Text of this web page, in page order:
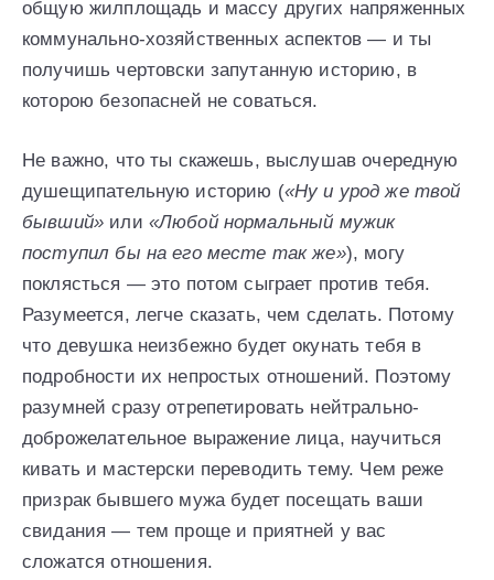
общую жилплощадь и массу других напряженных
коммунально-хозяйственных аспектов — и ты
получишь чертовски запутанную историю, в
которою безопасней не соваться.
Не важно, что ты скажешь, выслушав очередную
душещипательную историю («Ну и урод же твой
бывший» или «Любой нормальный мужик
поступил бы на его месте так же»), могу
поклясться — это потом сыграет против тебя.
Разумеется, легче сказать, чем сделать. Потому
что девушка неизбежно будет окунать тебя в
подробности их непростых отношений. Поэтому
разумней сразу отрепетировать нейтрально-
доброжелательное выражение лица, научиться
кивать и мастерски переводить тему. Чем реже
призрак бывшего мужа будет посещать ваши
свидания — тем проще и приятней у вас
сложатся отношения.